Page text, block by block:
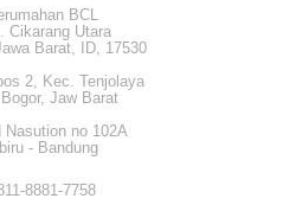
BCL
Cikarang Utara
Barat, ID, 17530
2, Kec. Tenjolaya
Jaw Barat
Nasution no 102A
- Bandung
8881-7758